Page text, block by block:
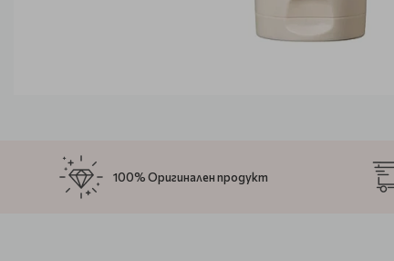
100% Оригинален продукт